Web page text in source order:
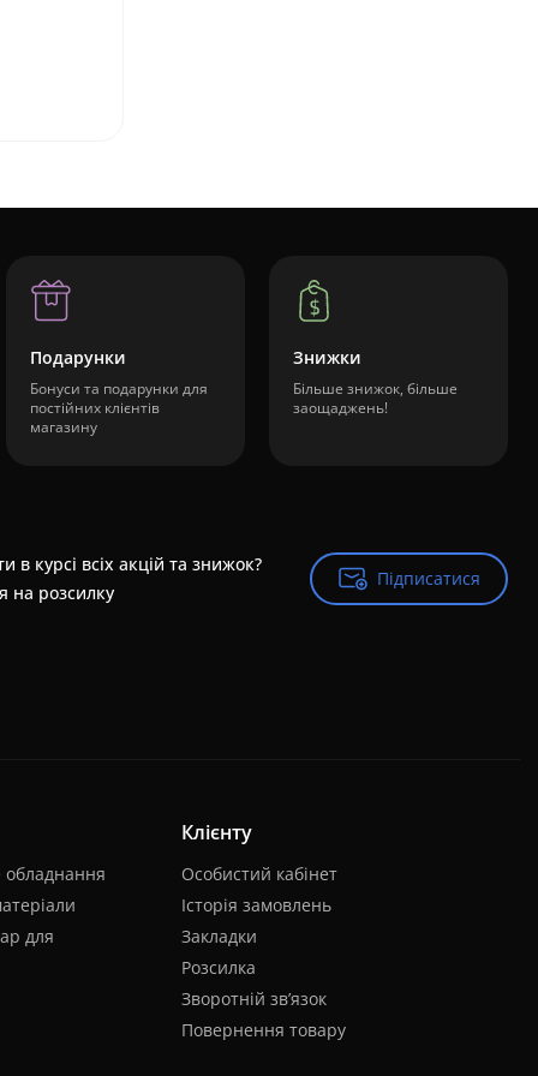
Подарунки
Бонуси та подарунки для
постійних клієнтів
магазину
Знижки
Більше знижок, більше
заощаджень!
в курсі всіх акцій та знижок?
на розсилку
Підписатися
Підписатися
обладнання
для
Клієнту
Особистий кабінет
Історія замовлень
Закладки
Розсилка
Зворотній зв’язок
Повернення товару